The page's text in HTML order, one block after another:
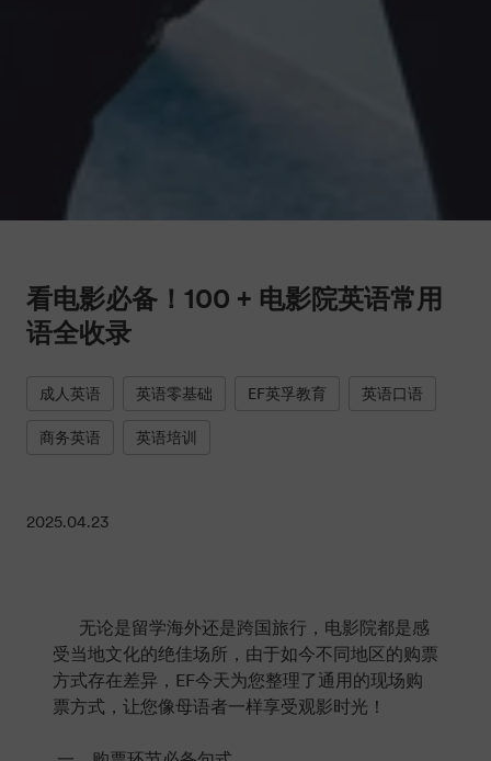
看电影必备！100 + 电影院英语常用
语全收录
成人英语 英语零基础 EF英孚教育
英语口语
商务英语
英语培训
2025.04.23
无论是留学海外还是跨国旅行，电影院都是感
受当地文化的绝佳场所，由于如今不同地区的购票
方式存在差异，EF今天为您整理了通用的现场购
票方式，让您像母语者一样享受观影时光！